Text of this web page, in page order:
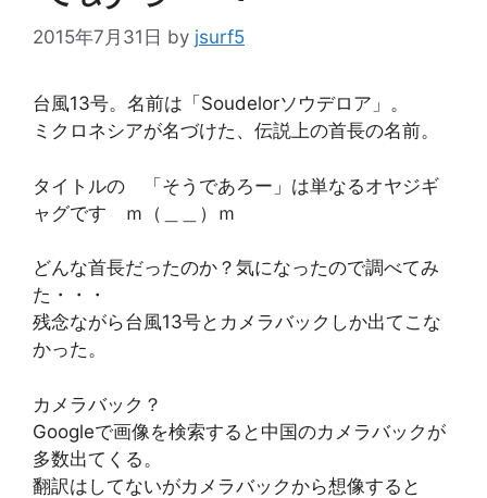
2015年7月31日 by jsurf5
台風13号。名前は「Soudelorソウデロア」。
ミクロネシアが名づけた、伝説上の首長の名前。
タイトルの 「そうであろー」は単なるオヤジギ
ャグです ｍ（＿＿）ｍ
どんな首長だったのか？気になったので調べてみ
た・・・
残念ながら台風13号とカメラバックしか出てこな
かった。
カメラバック？
Googleで画像を検索すると中国のカメラバックが
多数出てくる。
翻訳はしてないがカメラバックから想像すると